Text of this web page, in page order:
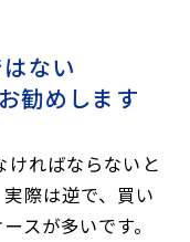
ない
勧めします
ればならないと
際は逆で、買い
スが多いです。